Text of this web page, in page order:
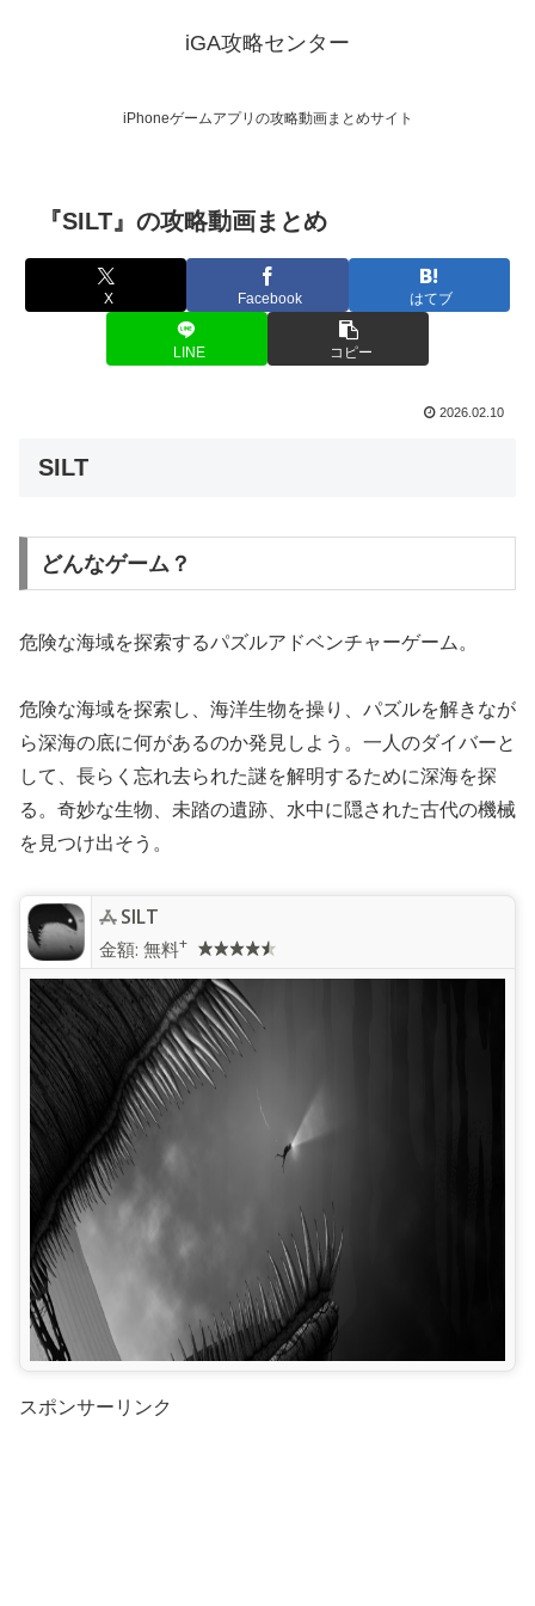
iGA攻略センター
iPhoneゲームアプリの攻略動画まとめサイト
『SILT』の攻略動画まとめ
X Facebook はてブ
LINE コピー
2026.02.10
SILT
どんなゲーム？
危険な海域を探索するパズルアドベンチャーゲーム。
危険な海域を探索し、海洋生物を操り、パズルを解きなが
ら深海の底に何があるのか発見しよう。一人のダイバーと
して、長らく忘れ去られた謎を解明するために深海を探
る。奇妙な生物、未踏の遺跡、水中に隠された古代の機械
を見つけ出そう。
SILT
金額: 無料+
スポンサーリンク